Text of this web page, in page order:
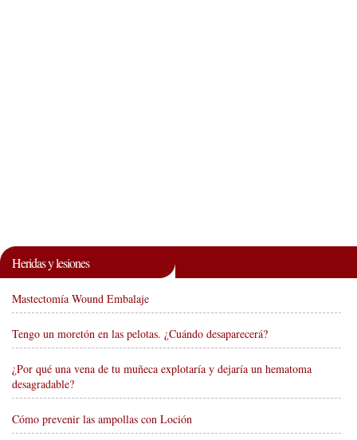
Heridas y lesiones
Mastectomía Wound Embalaje
Tengo un moretón en las pelotas. ¿Cuándo desaparecerá?
¿Por qué una vena de tu muñeca explotaría y dejaría un hematoma
desagradable?
Cómo prevenir las ampollas con Loción